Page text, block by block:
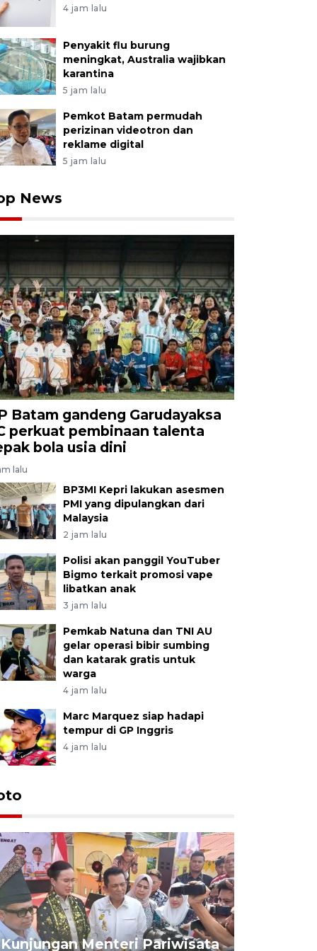
4 jam lalu
Penyakit flu burung
meningkat, Australia wajibkan
karantina
5 jam lalu
Pemkot Batam permudah
perizinan videotron dan
reklame digital
5 jam lalu
News
Batam gandeng Garudayaksa
perkuat pembinaan talenta
bola usia dini
lalu
BP3MI Kepri lakukan asesmen
PMI yang dipulangkan dari
Malaysia
2 jam lalu
Polisi akan panggil YouTuber
Bigmo terkait promosi vape
libatkan anak
3 jam lalu
Pemkab Natuna dan TNI AU
gelar operasi bibir sumbing
dan katarak gratis untuk
warga
4 jam lalu
Marc Marquez siap hadapi
tempur di GP Inggris
4 jam lalu
Kunjungan Menteri Pariwisata